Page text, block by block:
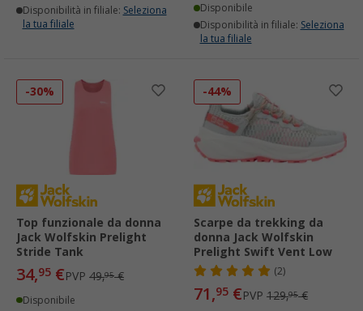
Disponibilità in filiale: Seleziona
la tua filiale
Disponibile
Disponibilità in filiale: Seleziona
la tua filiale
-30%
Top funzionale da donna
Jack Wolfskin Prelight
Stride Tank
34,95 €PVP 49,95€
Disponibile
-44%
Scarpe da trekking da
donna Jack Wolfskin
Prelight Swift Vent Low
(2)
71,95 €PVP 129,95€